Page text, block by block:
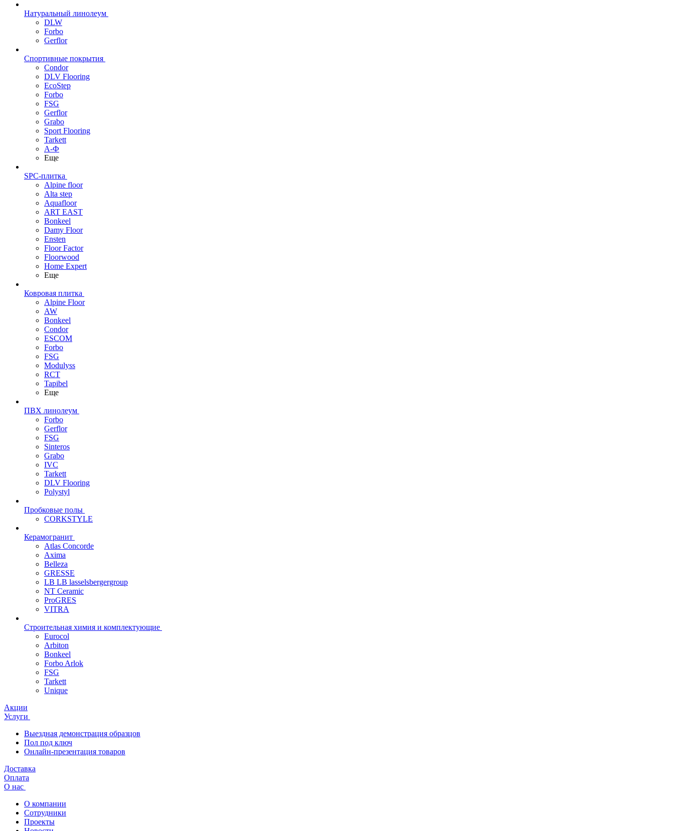
Натуральный линолеум
DLW
Forbo
Gerflor
Спортивные покрытия
Condor
DLV Flooring
EcoStep
Forbo
FSG
Gerflor
Grabo
Sport Flooring
Tarkett
А-Ф
Еще
SPC-плитка
Alpine floor
Alta step
Aquafloor
ART EAST
Bonkeel
Damy Floor
Ensten
Floor Factor
Floorwood
Home Expert
Еще
Ковровая плитка
Alpine Floor
AW
Bonkeel
Condor
ESCOM
Forbo
FSG
Modulyss
RCT
Tapibel
Еще
ПВХ линолеум
Forbo
Gerflor
FSG
Sinteros
Grabo
IVC
Tarkett
DLV Flooring
Polystyl
Пробковые полы
CORKSTYLE
Керамогранит
Atlas Concorde
Axima
Belleza
GRESSE
LB LB lasselsbergergroup
NT Ceramic
ProGRES
VITRA
Строительная химия и комплектующие
Eurocol
Arbiton
Bonkeel
Forbo Arlok
FSG
Tarkett
Unique
Акции
Услуги
Выездная демонстрация образцов
Пол под ключ
Онлайн-презентация товаров
Доставка
Оплата
О нас
О компании
Сотрудники
Проекты